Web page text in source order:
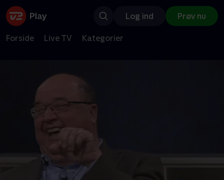
Log ind Prøv nu
Forside Live TV Kategorier